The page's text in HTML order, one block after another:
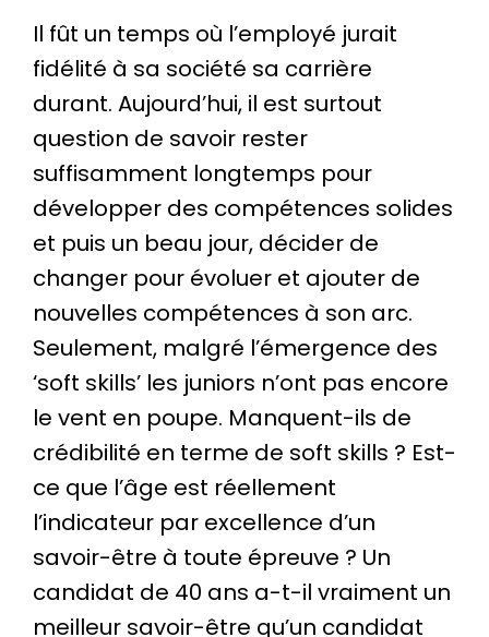
Il fût un temps où l’employé jurait
fidélité à sa société sa carrière
durant. Aujourd’hui, il est surtout
question de savoir rester
suffisamment longtemps pour
développer des compétences solides
et puis un beau jour, décider de
changer pour évoluer et ajouter de
nouvelles compétences à son arc.
Seulement, malgré l’émergence des
‘soft skills’ les juniors n’ont pas encore
le vent en poupe. Manquent-ils de
crédibilité en terme de soft skills ? Est-
ce que l’âge est réellement
l’indicateur par excellence d’un
savoir-être à toute épreuve ? Un
candidat de 40 ans a-t-il vraiment un
meilleur savoir-être qu’un candidat